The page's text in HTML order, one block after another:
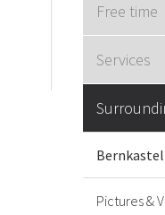
Free time
Services
Pictures &